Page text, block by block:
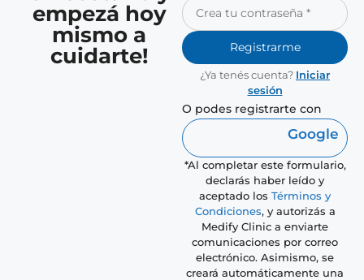
empezá hoy
mismo a
cuidarte!
Registrarme
¿Ya tenés cuenta? Iniciar
sesión
O podes registrarte con
Google
*Al completar este formulario,
declarás haber leído y
aceptado los Términos y
Condiciones, y autorizás a
Medify Clinic a enviarte
comunicaciones por correo
electrónico. Asimismo, se
creará automáticamente una